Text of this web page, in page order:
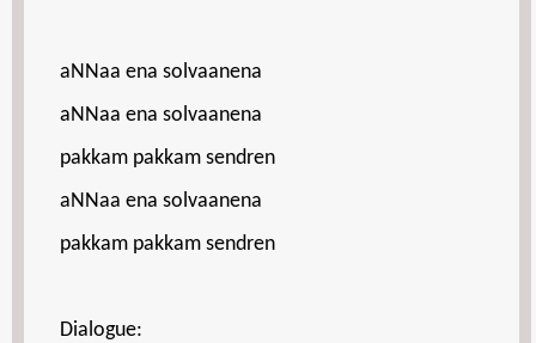
aNNaa ena solvaanena
aNNaa ena solvaanena
pakkam pakkam sendren
aNNaa ena solvaanena
pakkam pakkam sendren
Dialogue: